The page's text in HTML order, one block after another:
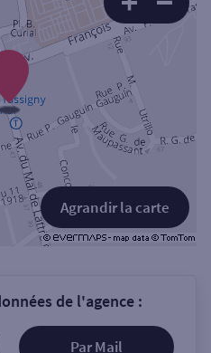
Agrandir la carte
de l'agence :
Par Mail